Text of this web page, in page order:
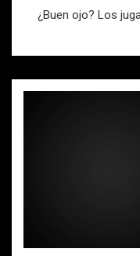
¿Buen ojo? Los